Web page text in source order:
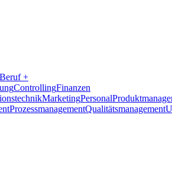
Beruf +
ControllingFinanzen
MarketingPersonal
ProzessmanagementQualitätsmanagement